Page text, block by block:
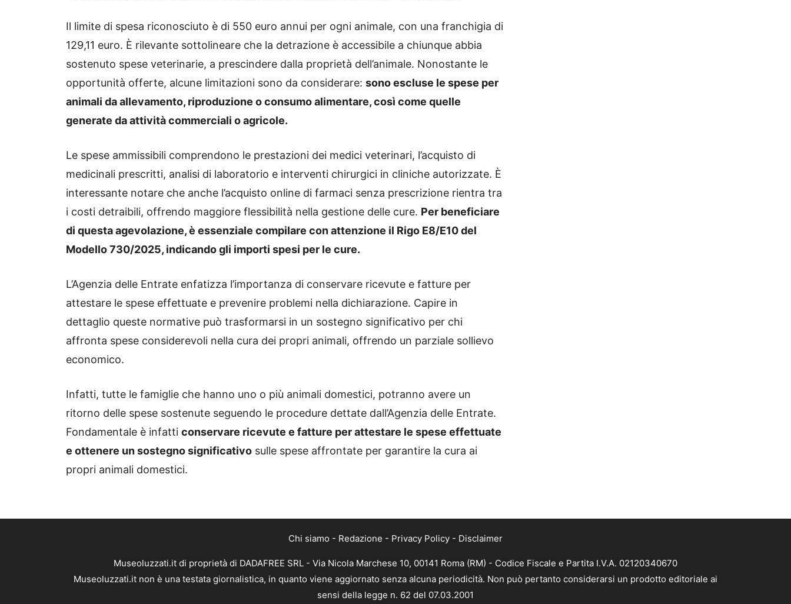
Il limite di spesa riconosciuto è di 550 euro annui per ogni animale, con una franchigia di
129,11 euro. È rilevante sottolineare che la detrazione è accessibile a chiunque abbia
sostenuto spese veterinarie, a prescindere dalla proprietà dell’animale. Nonostante le
opportunità offerte, alcune limitazioni sono da considerare: sono escluse le spese per
animali da allevamento, riproduzione o consumo alimentare, così come quelle
generate da attività commerciali o agricole.
Le spese ammissibili comprendono le prestazioni dei medici veterinari, l’acquisto di
medicinali prescritti, analisi di laboratorio e interventi chirurgici in cliniche autorizzate. È
interessante notare che anche l’acquisto online di farmaci senza prescrizione rientra tra
i costi detraibili, offrendo maggiore flessibilità nella gestione delle cure. Per beneficiare
di questa agevolazione, è essenziale compilare con attenzione il Rigo E8/E10 del
Modello 730/2025, indicando gli importi spesi per le cure.
L’Agenzia delle Entrate enfatizza l’importanza di conservare ricevute e fatture per
attestare le spese effettuate e prevenire problemi nella dichiarazione. Capire in
dettaglio queste normative può trasformarsi in un sostegno significativo per chi
affronta spese considerevoli nella cura dei propri animali, offrendo un parziale sollievo
economico.
Infatti, tutte le famiglie che hanno uno o più animali domestici, potranno avere un
ritorno delle spese sostenute seguendo le procedure dettate dall’Agenzia delle Entrate.
Fondamentale è infatti conservare ricevute e fatture per attestare le spese effettuate
e ottenere un sostegno significativo sulle spese affrontate per garantire la cura ai
propri animali domestici.
Chi siamo - Redazione - Privacy Policy - Disclaimer
Museoluzzati.it di proprietà di DADAFREE SRL - Via Nicola Marchese 10, 00141 Roma (RM) - Codice Fiscale e Partita I.V.A. 02120340670
Museoluzzati.it non è una testata giornalistica, in quanto viene aggiornato senza alcuna periodicità. Non può pertanto considerarsi un prodotto editoriale ai
sensi della legge n. 62 del 07.03.2001